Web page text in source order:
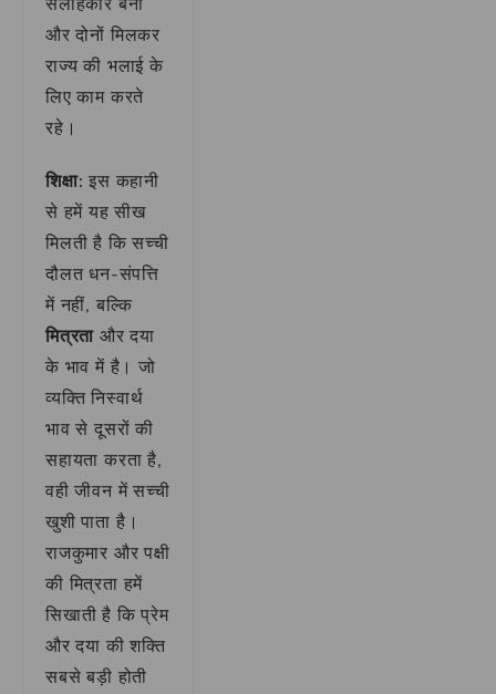
और दोनों मिलकर
राज्य की भलाई के
लिए काम करते
रहे।
शिक्षा: इस कहानी
से हमें यह सीख
मिलती है कि सच्ची
दौलत धन-संपत्ति
में नहीं, बल्कि
मित्रता और दया
के भाव में है। जो
व्यक्ति निस्वार्थ
भाव से दूसरों की
सहायता करता है,
वही जीवन में सच्ची
खुशी पाता है।
राजकुमार और पक्षी
की मित्रता हमें
सिखाती है कि प्रेम
और दया की शक्ति
सबसे बड़ी होती